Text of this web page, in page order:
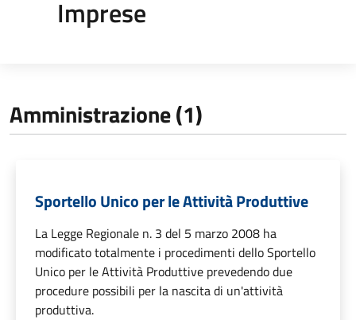
Imprese
Amministrazione (1)
Sportello Unico per le Attività Produttive
La Legge Regionale n. 3 del 5 marzo 2008 ha
modificato totalmente i procedimenti dello Sportello
Unico per le Attività Produttive prevedendo due
procedure possibili per la nascita di un'attività
produttiva.